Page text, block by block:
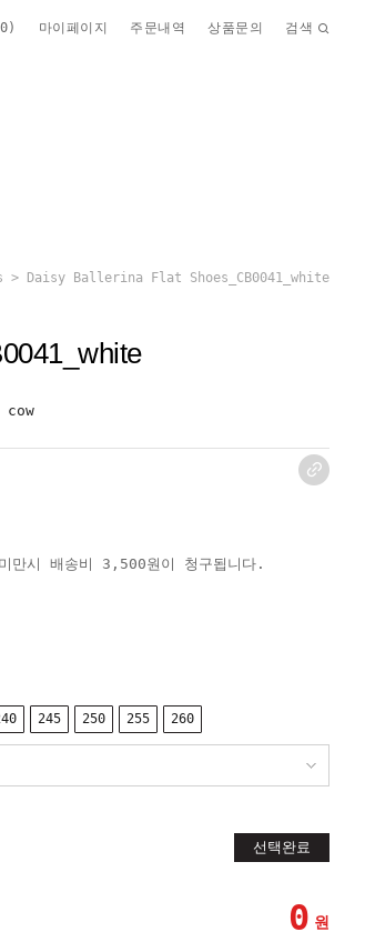
0) 마이페이지 주문내역 상품문의 검색
> Daisy Ballerina Flat Shoes_CB0041_white
만시 배송비 3,500원이 청구됩니다.
245 250 255 260
선택완료
0 원